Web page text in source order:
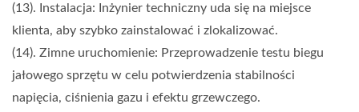
(13). Instalacja: Inżynier techniczny uda się na miejsce
klienta, aby szybko zainstalować i zlokalizować.
(14). Zimne uruchomienie: Przeprowadzenie testu biegu
jałowego sprzętu w celu potwierdzenia stabilności
napięcia, ciśnienia gazu i efektu grzewczego.